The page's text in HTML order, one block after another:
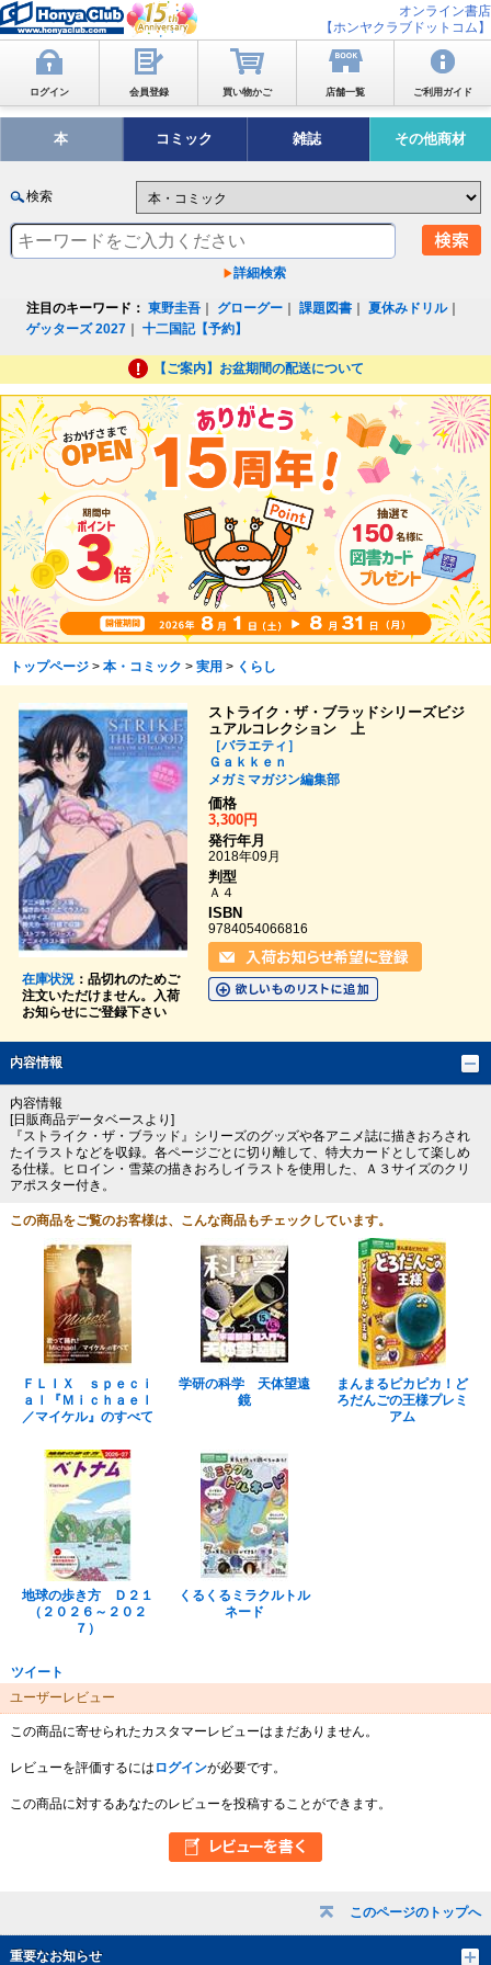
オンライン書店
【ホンヤクラブドットコム】
ログイン 会員登録 買い物かご 店舗一覧 ご利用ガイド
本 コミック 雑誌 その他商材
検索
詳細検索
注目のキーワード： 東野圭吾 グローグー ｜課題図書 ｜夏休みドリル｜
ゲッターズ 2027 ｜十二国記【予約】
【ご案内】お盆期間の配送について
このページのトップへ
重要なお知らせ
トップページ> 本・コミック > 実用 > くらし
在庫状況：品切れのためご
注文いただけません。入荷
お知らせにご登録下さい
ストライク・ザ・ブラッドシリーズビジ
ュアルコレクション 上
［バラエティ］
Ｇａｋｋｅｎ
メガミマガジン編集部
価格
3,300円
発行年月
2018年09月
判型
Ａ４
ISBN
9784054066816
内容情報
内容情報
[日販商品データベースより]
『ストライク・ザ・ブラッド』シリーズのグッズや各アニメ誌に描きおろされ
たイラストなどを収録。各ページごとに切り離して、特大カードとして楽しめ
る仕様。ヒロイン・雪菜の描きおろしイラストを使用した、Ａ３サイズのクリ
アポスター付き。
この商品をご覧のお客様は、こんな商品もチェックしています。
ＦＬＩＸ ｓｐｅｃｉ
ａｌ『Ｍｉｃｈａｅｌ
／マイケル』のすべて
学研の科学 天体望遠
鏡
まんまるピカピカ！ど
ろだんごの王様プレミ
アム
地球の歩き方 Ｄ２１
（２０２６～２０２
７）
くるくるミラクルトル
ネード
ツイート
ユーザーレビュー
この商品に寄せられたカスタマーレビューはまだありません。
レビューを評価するには ログインが必要です。
この商品に対するあなたのレビューを投稿することができます。